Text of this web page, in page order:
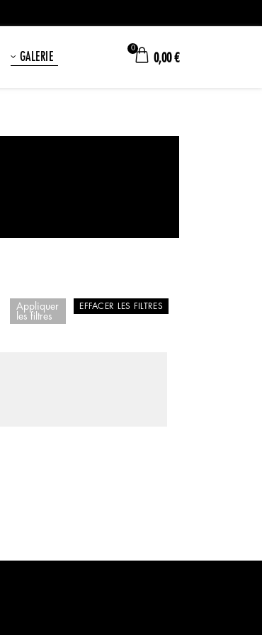
GALERIE
0
0,00€
EFFACER LES FILTRES
Appliquer
les filtres